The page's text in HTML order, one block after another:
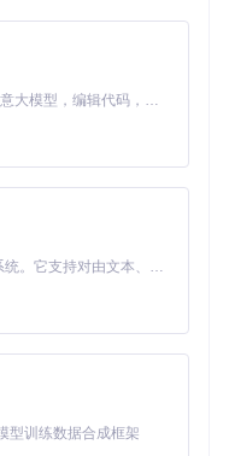
可定制的配置选项。核
户调整代理端口、下载
化这些设置，可以显著
精细的控制：
Claude Code 的开源替代方案。连接任意大模型，编辑代码，运行命令，自动验证 — 全自动执行。用 Rust 构建，极致性能。 ｜ An open-source alternative to Claude Code. Connect any LLM, edit code, run commands, and verify changes — autonomously. Built in Rust for speed. Get Started
MiniMax H3 是一个通用的全模态生成系统。它支持对由文本、图像、视频和音频组成的多模态上下文进行统一理解，并能生成分辨率高达 2K、时长可达 15 秒的带原生立体声音频的视频。得益于面向任务泛化的系统设计，H3 在预训练阶段就已具备广泛的多模态上下文理解与生成能力，能够出色地执行复杂的多模态指令。
型训练数据合成框架